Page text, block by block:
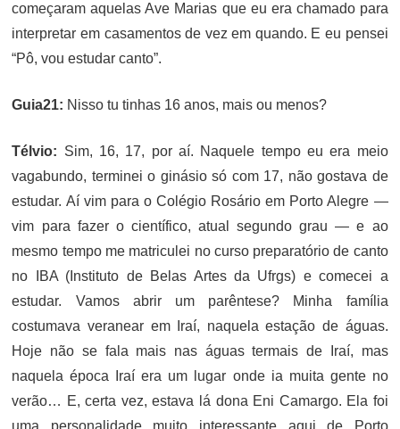
começaram aquelas Ave Marias que eu era chamado para
interpretar em casamentos de vez em quando. E eu pensei
“Pô, vou estudar canto”.
Guia21: Nisso tu tinhas 16 anos, mais ou menos?
Télvio: Sim, 16, 17, por aí. Naquele tempo eu era meio
vagabundo, terminei o ginásio só com 17, não gostava de
estudar. Aí vim para o Colégio Rosário em Porto Alegre —
vim para fazer o científico, atual segundo grau — e ao
mesmo tempo me matriculei no curso preparatório de canto
no IBA (Instituto de Belas Artes da Ufrgs) e comecei a
estudar. Vamos abrir um parêntese? Minha família
costumava veranear em Iraí, naquela estação de águas.
Hoje não se fala mais nas águas termais de Iraí, mas
naquela época Iraí era um lugar onde ia muita gente no
verão… E, certa vez, estava lá dona Eni Camargo. Ela foi
uma personalidade muito interessante aqui de Porto